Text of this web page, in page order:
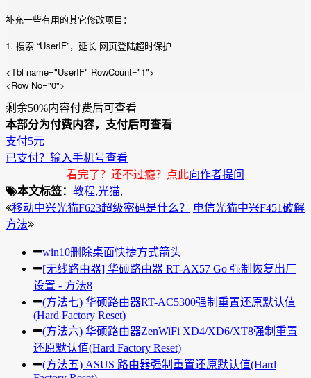
补充一些有用的其它修改项目：
1. 搜索 “UserIF”，延长 网页登陆超时保护
<Tbl name="UserIF" RowCount="1">
<Row No="0">
剩余50%内容付费后可查看
本部分为付费内容，支付后可查看
支付5元
已支付？输入手机号查看
看完了？还不过瘾？点此向作者提问
本文标签： 教程,光猫,
移动中兴光猫F623超级密码是什么？
电信光猫中兴F451破解
方法
win10删除桌面快捷方式箭头
[无线路由器] 华硕路由器 RT-AX57 Go 强制恢复出厂
设置 - 方法8
(方法七) 华硕路由器RT-AC5300强制重置还原默认值
(Hard Factory Reset)
(方法六) 华硕路由器ZenWiFi XD4/XD6/XT8强制重置
还原默认值(Hard Factory Reset)
(方法五) ASUS 路由器强制重置还原默认值(Hard